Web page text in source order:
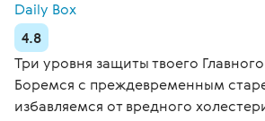
Daily Box
4.8
Три уровня защиты твоего
Боремся с преждевременным
избавляемся от вредного